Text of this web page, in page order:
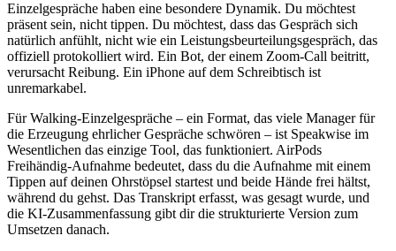
Einzelgespräche haben eine besondere Dynamik. Du möchtest
präsent sein, nicht tippen. Du möchtest, dass das Gespräch sich
natürlich anfühlt, nicht wie ein Leistungsbeurteilungsgespräch, das
offiziell protokolliert wird. Ein Bot, der einem Zoom-Call beitritt,
verursacht Reibung. Ein iPhone auf dem Schreibtisch ist
unremarkabel.
Für Walking-Einzelgespräche – ein Format, das viele Manager für
die Erzeugung ehrlicher Gespräche schwören – ist Speakwise im
Wesentlichen das einzige Tool, das funktioniert. AirPods
Freihändig-Aufnahme bedeutet, dass du die Aufnahme mit einem
Tippen auf deinen Ohrstöpsel startest und beide Hände frei hältst,
während du gehst. Das Transkript erfasst, was gesagt wurde, und
die KI-Zusammenfassung gibt dir die strukturierte Version zum
Umsetzen danach.